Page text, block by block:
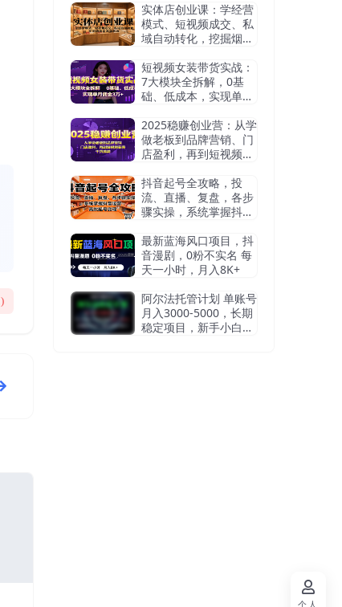
)
实体店创业课：学经营
模式、短视频成交、私
域自动转化，挖掘烟酒
短视频女装带货实战：
7大模块全拆解，0基
础、低成本，实现单月
2025稳赚创业营：从学
做老板到品牌营销、门
店盈利，再到短视频获
抖音起号全攻略，投
流、直播、复盘，各步
骤实操，系统掌握抖音
最新蓝海风口项目，抖
音漫剧，0粉不实名 每
天一小时，月入8K+
阿尔法托管计划 单账号
月入3000-5000，长期
稳定项目，新手小白轻
个人